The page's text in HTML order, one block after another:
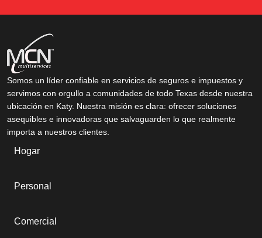
Somos un líder confiable en servicios de seguros e impuestos y
servimos con orgullo a comunidades de todo Texas desde nuestra
ubicación en Katy. Nuestra misión es clara: ofrecer soluciones
asequibles e innovadoras que salvaguarden lo que realmente
importa a nuestros clientes.
Hogar
Personal
Comercial